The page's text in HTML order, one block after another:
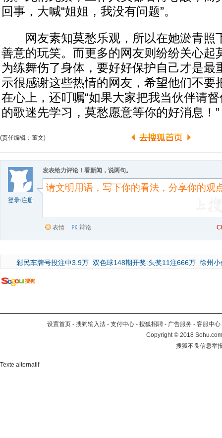
回事，大喊“姐姐，我没有问题”。
网友素知莫愁乐观，所以在她淤青照
善意的玩笑。而更多的网友则纷纷关心起
为练舞伤了身体，要好好保护自己才是最
示很感谢这些热情的网友，希望他们不要
在心上，还叮嘱“如果大家把我当伙伴请
的歌迷先学习，莫愁愿意等你的好消息！”
(责任编辑：董文)
登录/注册
发表给力评论！看新闻，说两句。
表情 辩论
彩民车牌号投注中3.9万 双色球148期开奖:头奖11注666万 徐州
设置首页 - 搜狗输入法 - 支付中心 - 搜狐招聘 - 广告服务 - 客服中心
Copyright©2018
搜狐不良信息举
Texte alternatif